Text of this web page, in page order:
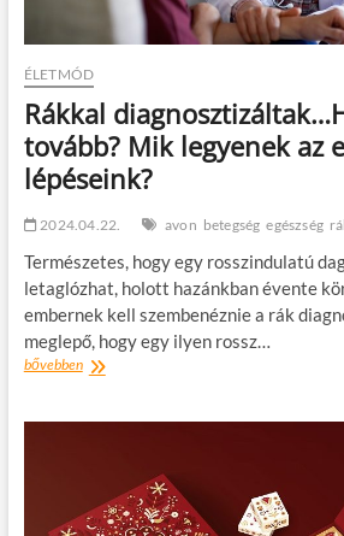
ÉLETMÓD
Rákkal
tovább? Mik legyenek az
lépéseink?
2024.04.22. avon betegség egészség
Természetes, hogy egy rosszindulatú
letaglózhat, holott hazánkban évente
embernek kell szembenéznie a rák
meglepő, hogy egy ilyen rossz…
bővebbenRákkal
első